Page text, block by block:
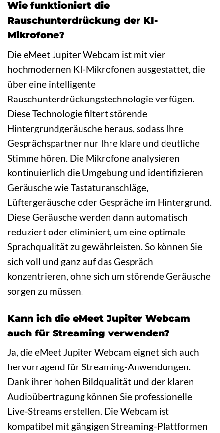
Wie funktioniert die
Rauschunterdrückung der KI-
Mikrofone?
Die eMeet Jupiter Webcam ist mit vier
hochmodernen KI-Mikrofonen ausgestattet, die
über eine intelligente
Rauschunterdrückungstechnologie verfügen.
Diese Technologie filtert störende
Hintergrundgeräusche heraus, sodass Ihre
Gesprächspartner nur Ihre klare und deutliche
Stimme hören. Die Mikrofone analysieren
kontinuierlich die Umgebung und identifizieren
Geräusche wie Tastaturanschläge,
Lüftergeräusche oder Gespräche im Hintergrund.
Diese Geräusche werden dann automatisch
reduziert oder eliminiert, um eine optimale
Sprachqualität zu gewährleisten. So können Sie
sich voll und ganz auf das Gespräch
konzentrieren, ohne sich um störende Geräusche
sorgen zu müssen.
Kann ich die eMeet Jupiter Webcam
auch für Streaming verwenden?
Ja, die eMeet Jupiter Webcam eignet sich auch
hervorragend für Streaming-Anwendungen.
Dank ihrer hohen Bildqualität und der klaren
Audioübertragung können Sie professionelle
Live-Streams erstellen. Die Webcam ist
kompatibel mit gängigen Streaming-Plattformen